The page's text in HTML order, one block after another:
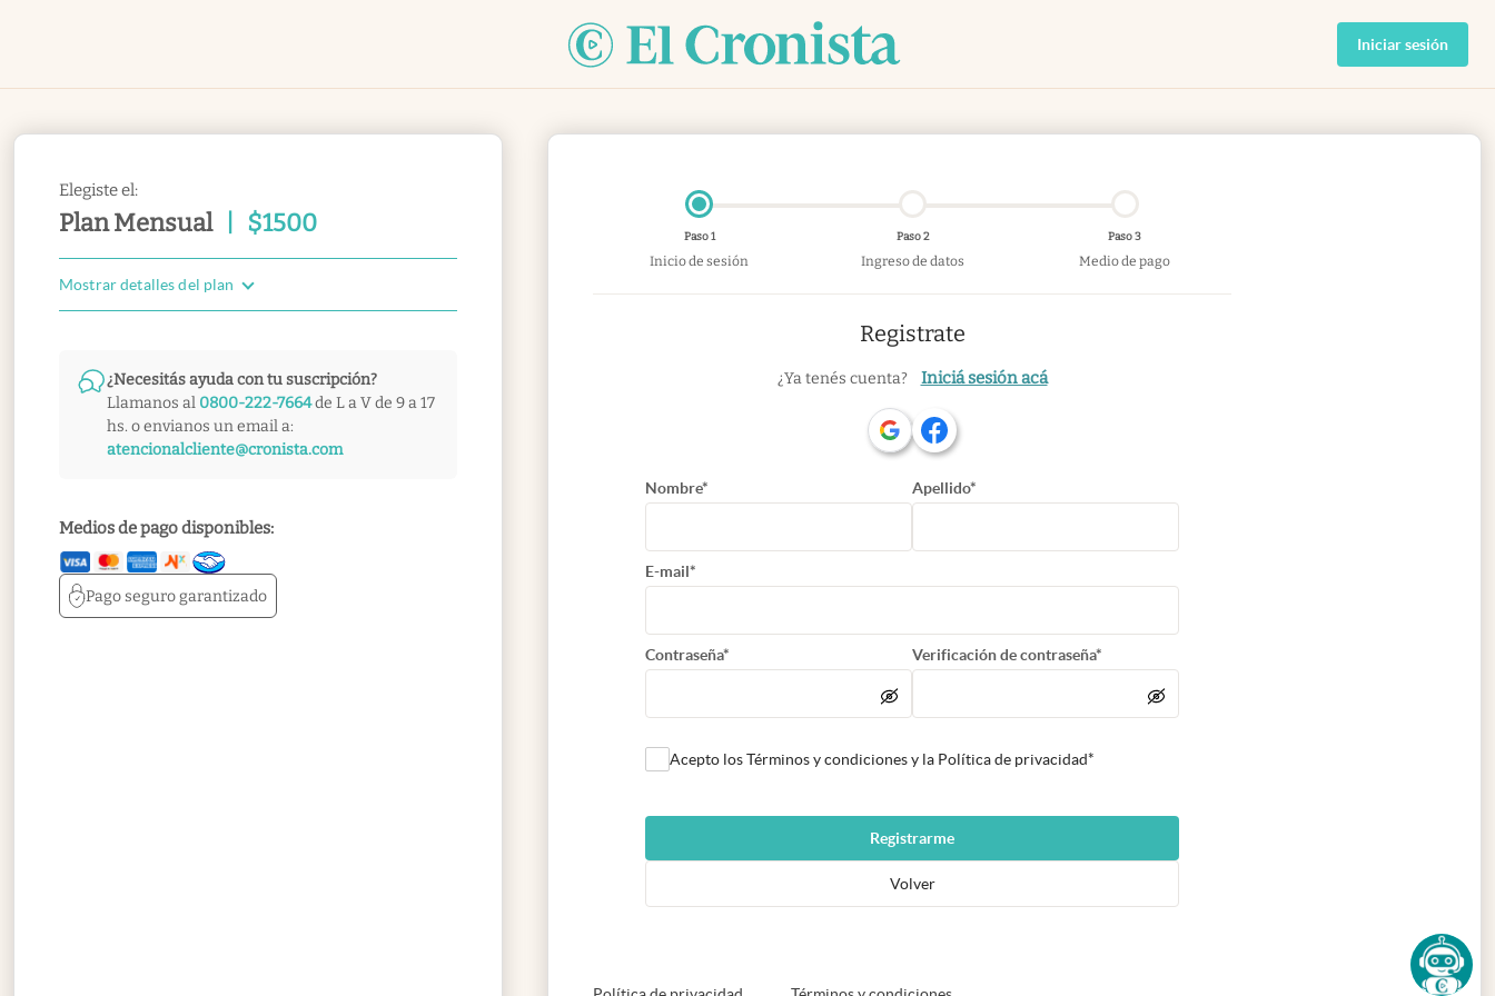
Iniciar sesión
Elegiste el:
Plan Mensual $1500
Mostrar detalles del plan
¿Necesitás ayuda con tu suscripción?
Llamanos al 0800-222-7664de L a V de 9 a 17
hs. o envianos un email a:
atencionalcliente@cronista.com
Medios de pago disponibles:
Pago segurogarantizado
Paso 1
Inicio de sesión
Paso 2
Ingreso de datos
Paso 3
Medio de pago
Registrate
¿Ya tenés cuenta? Iniciá sesión acá
Nombre* Apellido*
E-mail*
Contraseña* Verificación de contraseña*
Acepto los Términos y condiciones y la Política de privacidad*
Registrarme
Volver